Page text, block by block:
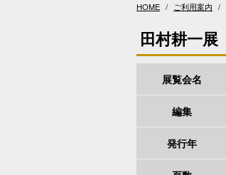
HOME ご利用案内
田村耕一展
展覧会名
編集
発行年